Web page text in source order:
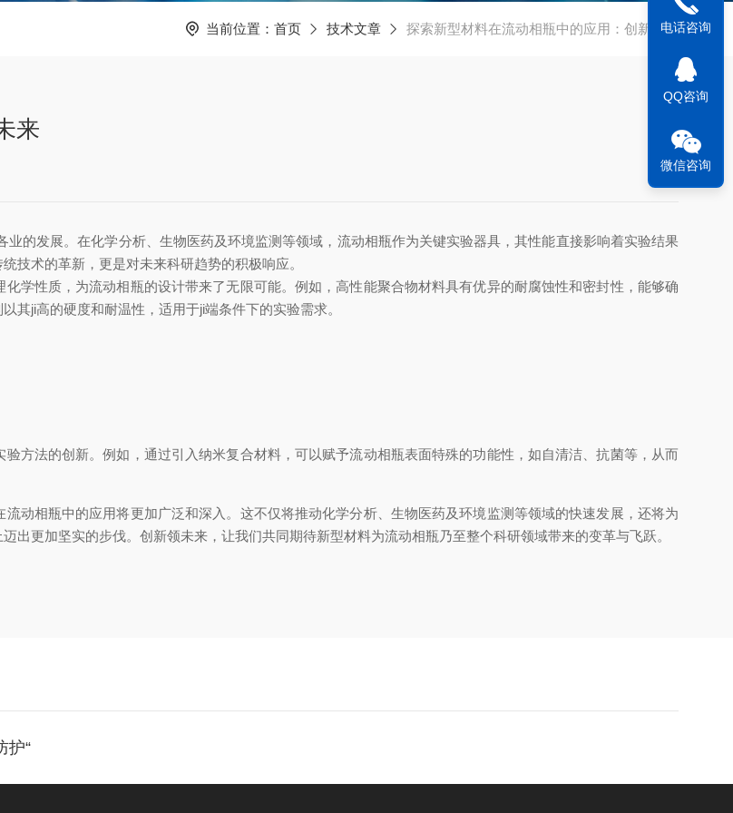
当前位置： 首页 技术文章 探索新型材料在流动相瓶中的应用：创新未来
来
发展。在化学分析、生物医药及环境监测等领域，流动相瓶作为关键实验器具，其性能直接影响着实验结果
技术的革新，更是对未来科研趋势的积极响应。
性质，为流动相瓶的设计带来了无限可能。例如，高性能聚合物材料具有优异的耐腐蚀性和密封性，能够确
其ji高的硬度和耐温性，适用于ji端条件下的实验需求。
法的创新。例如，通过引入纳米复合材料，可以赋予流动相瓶表面特殊的功能性，如自清洁、抗菌等，从而
相瓶中的应用将更加广泛和深入。这不仅将推动化学分析、生物医药及环境监测等领域的快速发展，还将为
出更加坚实的步伐。创新领未来，让我们共同期待新型材料为流动相瓶乃至整个科研领域带来的变革与飞跃。
护“
电话咨询
QQ咨询
微信咨询